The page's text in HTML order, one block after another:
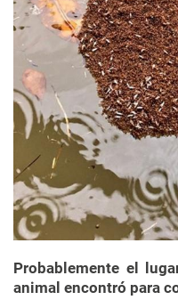
Probablemente el
animal encontró para